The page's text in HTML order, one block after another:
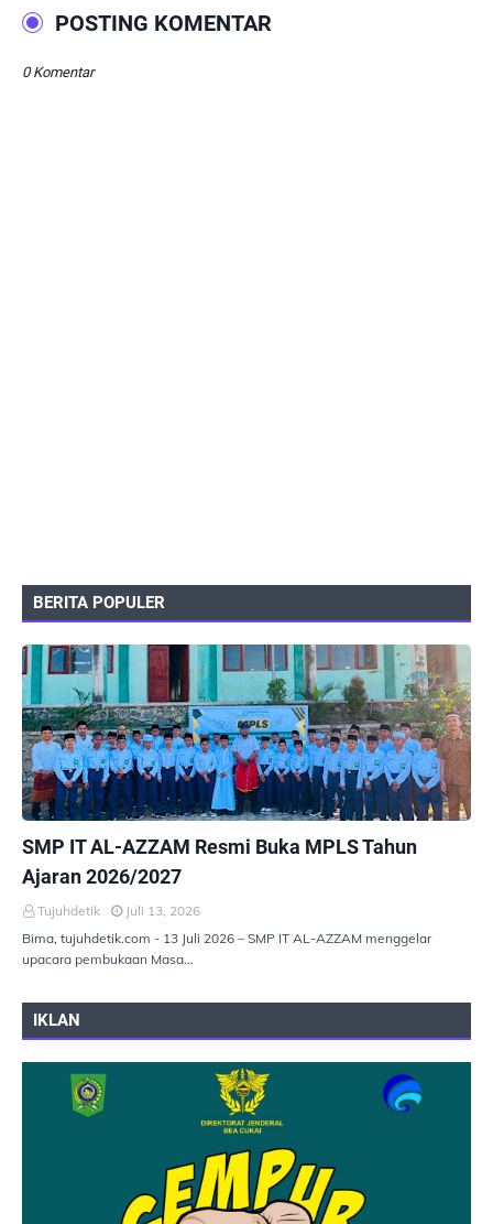
POSTING KOMENTAR
0 Komentar
BERITA POPULER
SMP IT AL-AZZAM Resmi Buka MPLS Tahun
Ajaran 2026/2027
Tujuhdetik
Juli 13, 2026
Bima, tujuhdetik.com - 13 Juli 2026 – SMP IT AL-AZZAM menggelar
upacara pembukaan Masa…
IKLAN